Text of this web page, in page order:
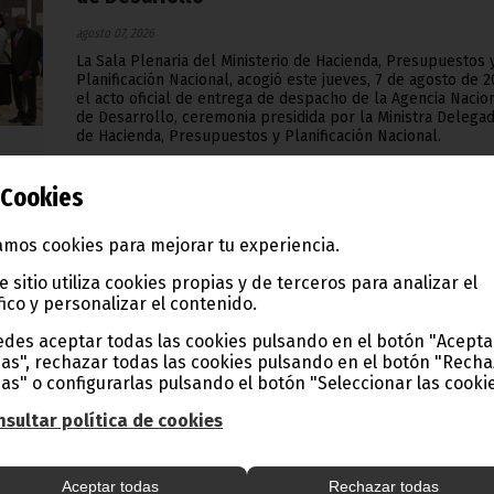
Cookies
cookies para mejorar tu experiencia.
sitio utiliza cookies propias y de terceros para analizar el
y personalizar el contenido.
aceptar todas las cookies pulsando en el botón
rechazar todas las cookies pulsando en el botón
o configurarlas pulsando el botón "Seleccionar las
política de cookies
Aceptar todas Rechazar todas
agosto 07, 2026
La Sala Plenaria del Ministerio de Hacienda, Presupuestos
Planificación Nacional, acogió este jueves, 7 de agosto de
el acto oficial de entrega de despacho de la Agencia
de Desarrollo, ceremonia presidida por la Ministra
de Hacienda, Presupuestos y Planificación Nacional.
S.E. Nguema Obiang Mangue recibe al
de Corea
agosto 07, 2026
La República Popular Democrática de Corea ha expresado
firme voluntad de profundizar y ampliar las relaciones de
Guinea Ecuatorial y ha felicitado al país por el Golpe de
Vicepresidencia